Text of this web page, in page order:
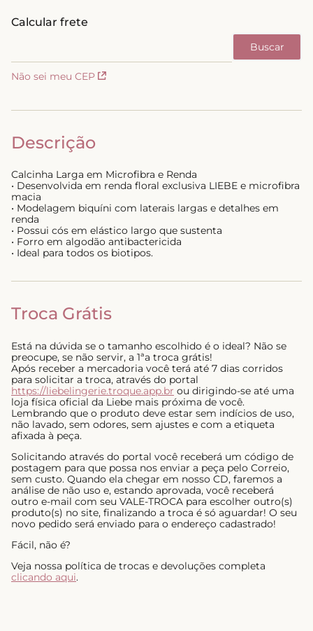
Não sei meu CEP
Descrição
Calcinha Larga em Microfibra e Renda
• Desenvolvida em renda floral exclusiva LIEBE e microfibra
macia
• Modelagem biquíni com laterais largas e detalhes em
renda
• Possui cós em elástico largo que sustenta
• Forro em algodão antibactericida
• Ideal para todos os biotipos.
Troca Grátis
Está na dúvida se o tamanho escolhido é o ideal? Não se
preocupe, se não servir, a 1ªa troca grátis!
Após receber a mercadoria você terá até 7 dias corridos
para solicitar a troca, através do portal
https://liebelingerie.troque.app.br ou dirigindo-se até uma
loja física oficial da Liebe mais próxima de você.
Lembrando que o produto deve estar sem indícios de uso,
não lavado, sem odores, sem ajustes e com a etiqueta
afixada à peça.
Solicitando através do portal você receberá um código de
postagem para que possa nos enviar a peça pelo Correio,
sem custo. Quando ela chegar em nosso CD, faremos a
análise de não uso e, estando aprovada, você receberá
outro e-mail com seu VALE-TROCA para escolher outro(s)
produto(s) no site, finalizando a troca é só aguardar! O seu
novo pedido será enviado para o endereço cadastrado!
Fácil, não é?
Veja nossa política de trocas e devoluções completa
clicando aqui.